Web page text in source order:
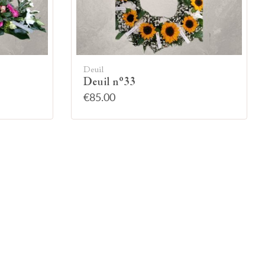
Deuil
Deuil n°33
€85.00